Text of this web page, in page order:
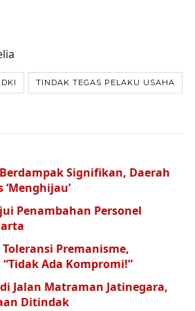
TINDAK TEGAS PELAKU USAHA
Signifikan, Daerah
‘Menghijau’
Penambahan Personel
Toleransi Premanisme,
Ada Kompromi!”
Jalan Matraman Jatinegara,
Ditindak